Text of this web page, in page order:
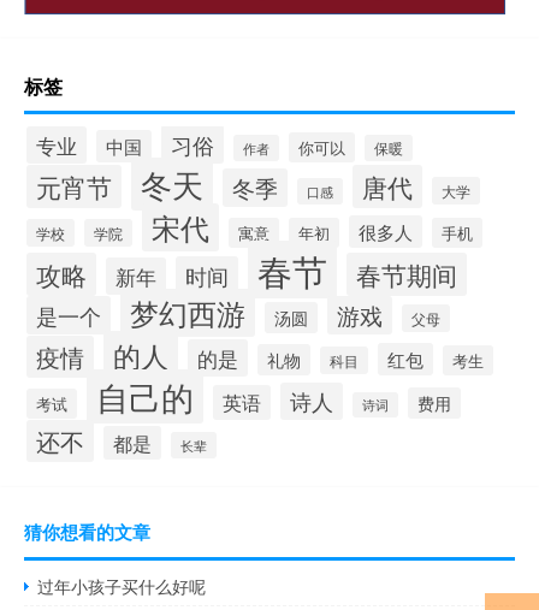
标签
专业 中国 习俗 作者 你可以 保暖
元宵节 冬天 冬季 口感 唐代 大学
学校 学院 宋代 寓意 年初 很多人 手机
攻略 新年 时间 春节 春节期间
是一个 梦幻西游 汤圆 游戏 父母
疫情 的人 的是 礼物 科目 红包
考生
考试
自己的 英语 诗人 诗词 费用
还不 都是 长辈
猜你想看的文章
过年小孩子买什么好呢